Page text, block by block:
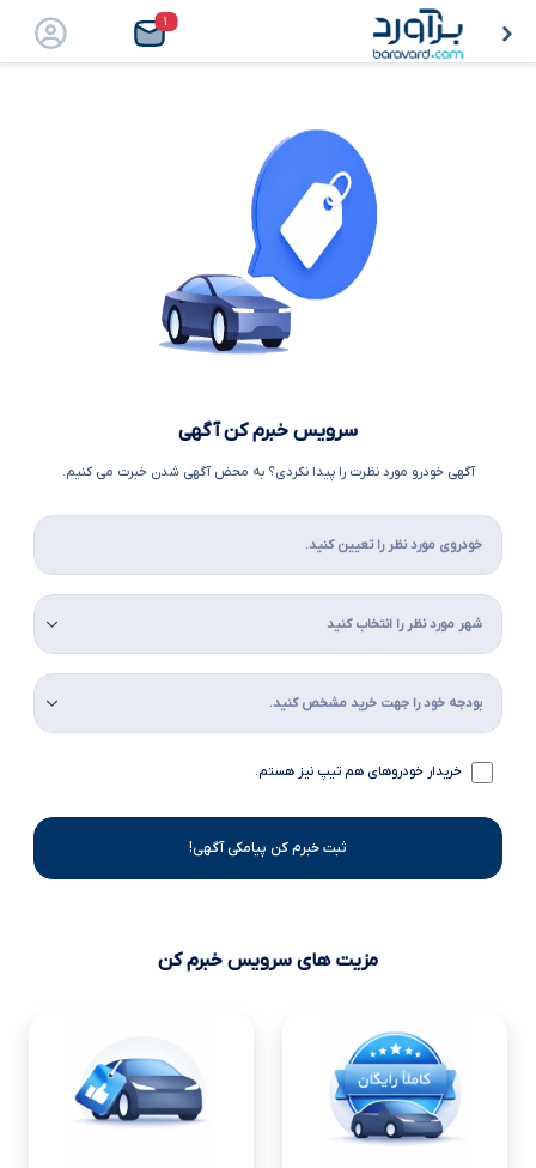
سرویس خبرم کن آگهی
آگهی خودرو مورد نظرت را پیدا نکردی؟ به محض آگهی شدن خبرت می کنیم.
خریدار خودروهای هم تیپ نیز هستم.
ثبت خبرم کن پیامکی آگهی!
مزیت های سرویس خبرم کن